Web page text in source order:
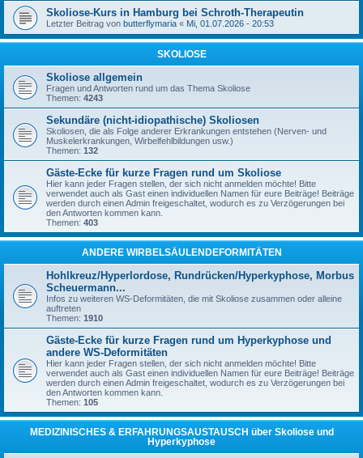
Skoliose-Kurs in Hamburg bei Schroth-Therapeutin
Letzter Beitrag von butterflymaria « Mi, 01.07.2026 - 20:53
SKOLIOSE
Skoliose allgemein
Fragen und Antworten rund um das Thema Skoliose
Themen: 4243
Sekundäre (nicht-idiopathische) Skoliosen
Skoliosen, die als Folge anderer Erkrankungen entstehen (Nerven- und
Muskelerkrankungen, Wirbelfehlbildungen usw.)
Themen: 132
Gäste-Ecke für kurze Fragen rund um Skoliose
Hier kann jeder Fragen stellen, der sich nicht anmelden möchte! Bitte
verwendet auch als Gast einen individuellen Namen für eure Beiträge! Beiträge
werden durch einen Admin freigeschaltet, wodurch es zu Verzögerungen bei
den Antworten kommen kann.
Themen: 403
ANDERE WIRBELSÄULENDEFORMITÄTEN
Hohlkreuz/Hyperlordose, Rundrücken/Hyperkyphose, Morbus
Scheuermann...
Infos zu weiteren WS-Deformitäten, die mit Skoliose zusammen oder alleine
auftreten
Themen: 1910
Gäste-Ecke für kurze Fragen rund um Hyperkyphose und
andere WS-Deformitäten
Hier kann jeder Fragen stellen, der sich nicht anmelden möchte! Bitte
verwendet auch als Gast einen individuellen Namen für eure Beiträge! Beiträge
werden durch einen Admin freigeschaltet, wodurch es zu Verzögerungen bei
den Antworten kommen kann.
Themen: 105
MEDIZINISCHES & ERFAHRUNGSAUSTAUSCH über Skoliose und
Hyperkyphose